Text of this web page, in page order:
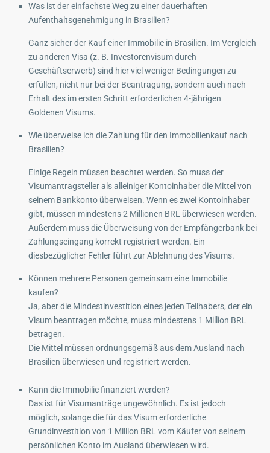
Was ist der einfachste Weg zu einer dauerhaften
Aufenthaltsgenehmigung in Brasilien?
Ganz sicher der Kauf einer Immobilie in Brasilien. Im Vergleich
zu anderen Visa (z. B. Investorenvisum durch
Geschäftserwerb) sind hier viel weniger Bedingungen zu
erfüllen, nicht nur bei der Beantragung, sondern auch nach
Erhalt des im ersten Schritt erforderlichen 4-jährigen
Goldenen Visums.
Wie überweise ich die Zahlung für den Immobilienkauf nach
Brasilien?
Einige Regeln müssen beachtet werden. So muss der
Visumantragsteller als alleiniger Kontoinhaber die Mittel von
seinem Bankkonto überweisen. Wenn es zwei Kontoinhaber
gibt, müssen mindestens 2 Millionen BRL überwiesen werden.
Außerdem muss die Überweisung von der Empfängerbank bei
Zahlungseingang korrekt registriert werden. Ein
diesbezüglicher Fehler führt zur Ablehnung des Visums.
Können mehrere Personen gemeinsam eine Immobilie
kaufen?
Ja, aber die Mindestinvestition eines jeden Teilhabers, der ein
Visum beantragen möchte, muss mindestens 1 Million BRL
betragen.
Die Mittel müssen ordnungsgemäß aus dem Ausland nach
Brasilien überwiesen und registriert werden.
Kann die Immobilie finanziert werden?
Das ist für Visumanträge ungewöhnlich. Es ist jedoch
möglich, solange die für das Visum erforderliche
Grundinvestition von 1 Million BRL vom Käufer von seinem
persönlichen Konto im Ausland überwiesen wird.